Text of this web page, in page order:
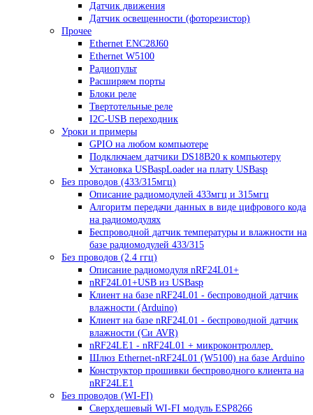
Датчик движения
Датчик освещенности (фоторезистор)
Прочее
Ethernet ENC28J60
Ethernet W5100
Радиопульт
Расширяем порты
Блоки реле
Твертотельные реле
I2C-USB переходник
Уроки и примеры
GPIO на любом компьютере
Подключаем датчики DS18B20 к компьютеру
Установка USBaspLoader на плату USBasp
Без проводов (433/315мгц)
Описание радиомодулей 433мгц и 315мгц
Алгоритм передачи данных в виде цифрового кода
на радиомодулях
Беспроводной датчик температуры и влажности на
базе радиомодулей 433/315
Без проводов (2.4 ггц)
Описание радиомодуля nRF24L01+
nRF24L01+USB из USBasp
Клиент на базе nRF24L01 - беспроводной датчик
влажности (Arduino)
Клиент на базе nRF24L01 - беспроводной датчик
влажности (Си AVR)
nRF24LE1 - nRF24L01 + микроконтроллер.
Шлюз Ethernet-nRF24L01 (W5100) на базе Arduino
Конструктор прошивки беспроводного клиента на
nRF24LE1
Без проводов (WI-FI)
Сверхдешевый WI-FI модуль ESP8266